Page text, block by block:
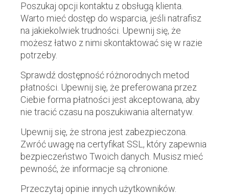
Poszukaj opcji kontaktu z obsługą klienta.
Warto mieć dostęp do wsparcia, jeśli natrafisz
na jakiekolwiek trudności. Upewnij się, że
możesz łatwo z nimi skontaktować się w razie
potrzeby.
Sprawdź dostępność różnorodnych metod
płatności. Upewnij się, że preferowana przez
Ciebie forma płatności jest akceptowana, aby
nie tracić czasu na poszukiwania alternatyw.
Upewnij się, że strona jest zabezpieczona.
Zwróć uwagę na certyfikat SSL, który zapewnia
bezpieczeństwo Twoich danych. Musisz mieć
pewność, że informacje są chronione.
Przeczytaj opinie innych użytkowników.